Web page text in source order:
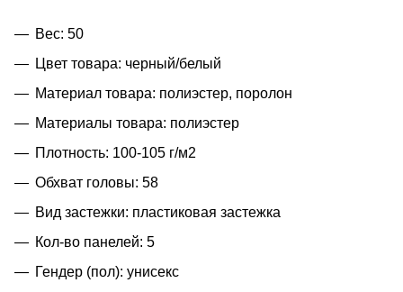
Вес: 50
Цвет товара: черный/белый
Материал товара: полиэстер, поролон
Материалы товара: полиэстер
Плотность: 100-105 г/м2
Обхват головы: 58
Вид застежки: пластиковая застежка
Кол-во панелей: 5
Гендер (пол): унисекс